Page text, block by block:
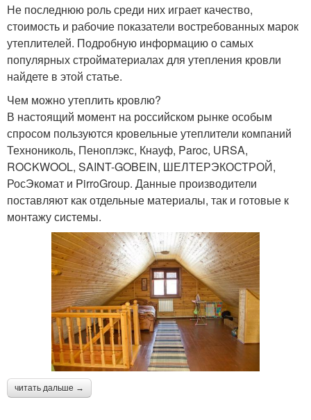
Не последнюю роль среди них играет качество,
стоимость и рабочие показатели востребованных марок
утеплителей. Подробную информацию о самых
популярных стройматериалах для утепления кровли
найдете в этой статье.
Чем можно утеплить кровлю?
В настоящий момент на российском рынке особым
спросом пользуются кровельные утеплители компаний
Технониколь, Пеноплэкс, Кнауф, Paroc, URSA,
ROCKWOOL, SAINT-GOBEIN, ШЕЛТЕРЭКОСТРОЙ,
РосЭкомат и PirroGroup. Данные производители
поставляют как отдельные материалы, так и готовые к
монтажу системы.
читать дальше →